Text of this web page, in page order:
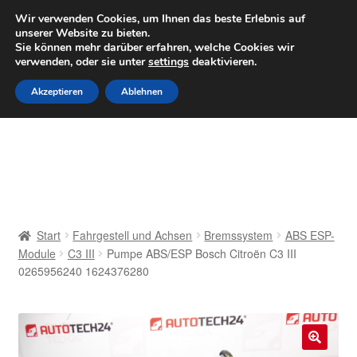
LIEFERUNG ab 6 EUR
Mo–Fr 9–16 Uhr · 0175 7465658
Zur
Navigation
springen
Zum
Inhalt
springen
Beschwerdeordnung
Impressum
Start Fahrgestell und Achsen Bremssystem
ABS ESP-
Module
C3 III
Pumpe ABS/ESP Bosch Citroën C3 III
0265956240 1624376280
Wir verwenden Cookies, um Ihnen das beste Erlebnis auf
unserer Website zu bieten.
Sie können mehr darüber erfahren, welche Cookies wir
verwenden, oder sie untersettings deaktivieren.
Akzeptieren Ablehnen